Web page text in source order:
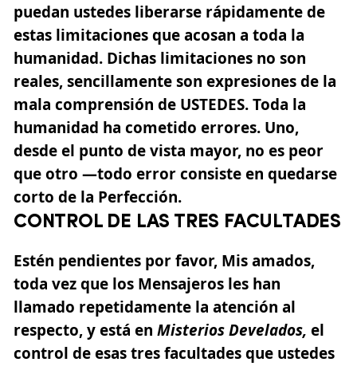
puedan ustedes liberarse rápidamente de
estas limitaciones que acosan a toda la
humanidad. Dichas limitaciones no son
reales, sencillamente son expresiones de la
mala comprensión de USTEDES. Toda la
humanidad ha cometido errores. Uno,
desde el punto de vista mayor, no es peor
que otro —todo error consiste en quedarse
corto de la Perfección.
CONTROL DE LAS TRES FACULTADES
Estén pendientes por favor, Mis amados,
toda vez que los Mensajeros les han
llamado repetidamente la atención al
respecto, y está en Misterios Develados, el
control de esas tres facultades que ustedes